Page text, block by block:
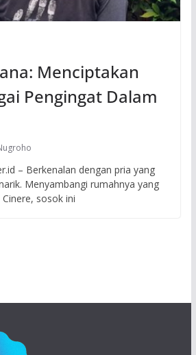
Menciptakan
Pengingat Dalam
– Berkenalan dengan pria yang
Menyambangi rumahnya yang
sosok ini